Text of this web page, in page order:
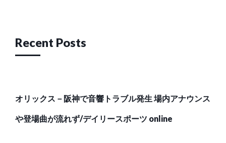
Recent Posts
オリックス－阪神で音響トラブル発生 場内アナウンス
や登場曲が流れず/デイリースポーツ online